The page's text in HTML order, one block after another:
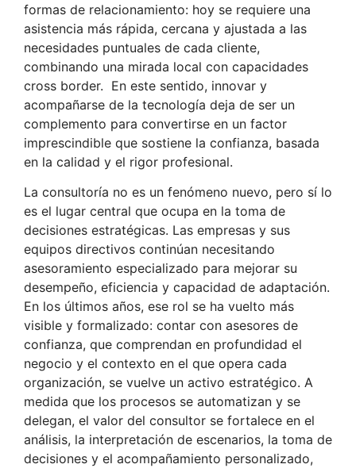
formas de relacionamiento: hoy se requiere una
asistencia más rápida, cercana y ajustada a las
necesidades puntuales de cada cliente,
combinando una mirada local con capacidades
cross border. En este sentido, innovar y
acompañarse de la tecnología deja de ser un
complemento para convertirse en un factor
imprescindible que sostiene la confianza, basada
en la calidad y el rigor profesional.
La consultoría no es un fenómeno nuevo, pero sí lo
es el lugar central que ocupa en la toma de
decisiones estratégicas. Las empresas y sus
equipos directivos continúan necesitando
asesoramiento especializado para mejorar su
desempeño, eficiencia y capacidad de adaptación.
En los últimos años, ese rol se ha vuelto más
visible y formalizado: contar con asesores de
confianza, que comprendan en profundidad el
negocio y el contexto en el que opera cada
organización, se vuelve un activo estratégico. A
medida que los procesos se automatizan y se
delegan, el valor del consultor se fortalece en el
análisis, la interpretación de escenarios, la toma de
decisiones y el acompañamiento personalizado,